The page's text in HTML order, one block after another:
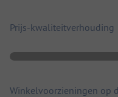
Prijs-kwaliteitverhouding
Winkelvoorzieningen op